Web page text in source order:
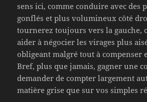
sens ici, comme conduire avec des
gonflés et plus volumineux côté
tournerez toujours vers la gauche,
aider à négocier les virages plus
obligeant malgré tout à
Bref, plus que jamais, gagner une
demander de compter largement
matière grise que sur vos simples